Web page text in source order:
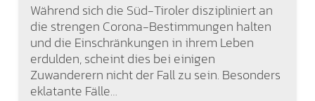
Während sich die Süd-Tiroler diszipliniert an
die strengen Corona-Bestimmungen halten
und die Einschränkungen in ihrem Leben
erdulden, scheint dies bei einigen
Zuwanderern nicht der Fall zu sein. Besonders
eklatante Fälle…